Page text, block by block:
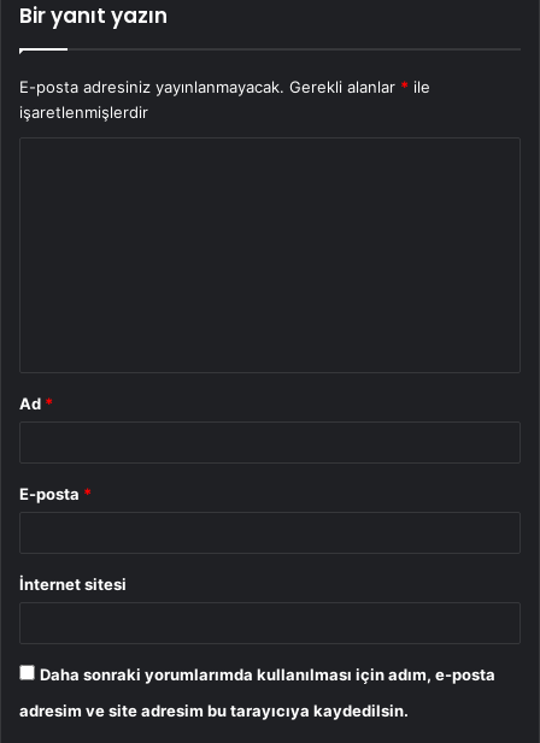
Bir yanıt yazın
E-posta adresiniz yayınlanmayacak. Gerekli alanlar * ile
işaretlenmişlerdir
Ad *
E-posta *
İnternet sitesi
Daha sonraki yorumlarımda kullanılması için adım, e-posta
adresim ve site adresim bu tarayıcıya kaydedilsin.